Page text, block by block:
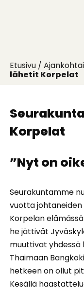
Etusivu /
lähetit Korpelat
Korpelat
”Nyt on
Seurakuntamme
vuotta
Korpelan
he jättivät
muuttivat yhdessä
Thaimaan
hetkeen on ollut
Kesällä